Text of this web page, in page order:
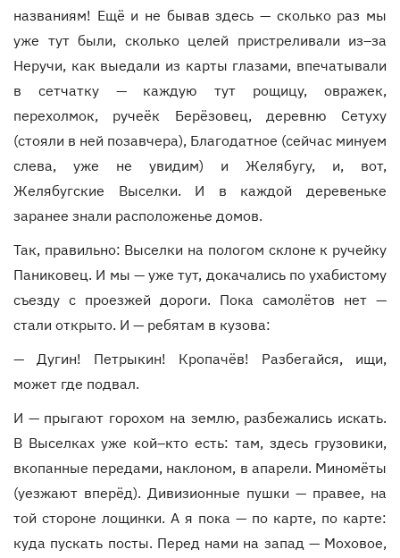
названиям! Ещё и не бывав здесь — сколько раз мы
уже тут были, сколько целей пристреливали из–за
Неручи, как выедали из карты глазами, впечатывали
в сетчатку — каждую тут рощицу, овражек,
перехолмок, ручеёк Берёзовец, деревню Сетуху
(стояли в ней позавчера), Благодатное (сейчас минуем
слева, уже не увидим) и Желябугу, и, вот,
Желябугские Выселки. И в каждой деревеньке
заранее знали расположенье домов.
Так, правильно: Выселки на пологом склоне к ручейку
Паниковец. И мы — уже тут, докачались по ухабистому
съезду с проезжей дороги. Пока самолётов нет —
стали открыто. И — ребятам в кузова:
— Дугин! Петрыкин! Кропачёв! Разбегайся, ищи,
может где подвал.
И — прыгают горохом на землю, разбежались искать.
В Выселках уже кой–кто есть: там, здесь грузовики,
вкопанные передами, наклоном, в апарели. Миномёты
(уезжают вперёд). Дивизионные пушки — правее, на
той стороне лощинки. А я пока — по карте, по карте:
куда пускать посты. Перед нами на запад — Моховое,